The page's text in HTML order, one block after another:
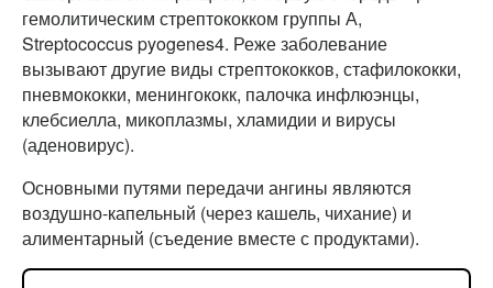
гемолитическим стрептококком группы А,
Streptococcus pyogenes4. Реже заболевание
вызывают другие виды стрептококков, стафилококки,
пневмококки, менингококк, палочка инфлюэнцы,
клебсиелла, микоплазмы, хламидии и вирусы
(аденовирус).
Основными путями передачи ангины являются
воздушно-капельный (через кашель, чихание) и
алиментарный (съедение вместе с продуктами).